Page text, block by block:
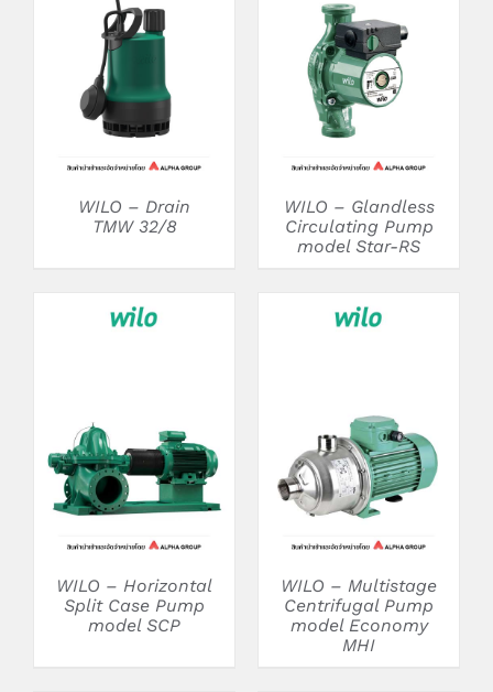
DETAILS
WILO – Drain
TMW 32/8
DETAILS
WILO – Glandless
Circulating Pump
model Star-RS
DETAILS
WILO – Horizontal
Split Case Pump
model SCP
DETAILS
WILO – Multistage
Centrifugal Pump
model Economy
MHI